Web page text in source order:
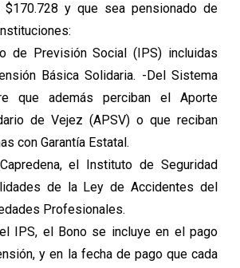
$170.728 y que sea pensionado de
Previsión Social (IPS) incluidas
Básica Solidaria. -Del Sistema
que además perciban el Aporte
de Vejez (APSV) o que reciban
con Garantía Estatal.
el Instituto de Seguridad
de la Ley de Accidentes del
Profesionales.
el Bono se incluye en el pago
y en la fecha de pago que cada